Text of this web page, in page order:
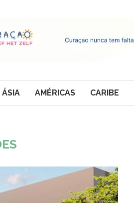
ÁSIA AMÉRICAS CARIBE